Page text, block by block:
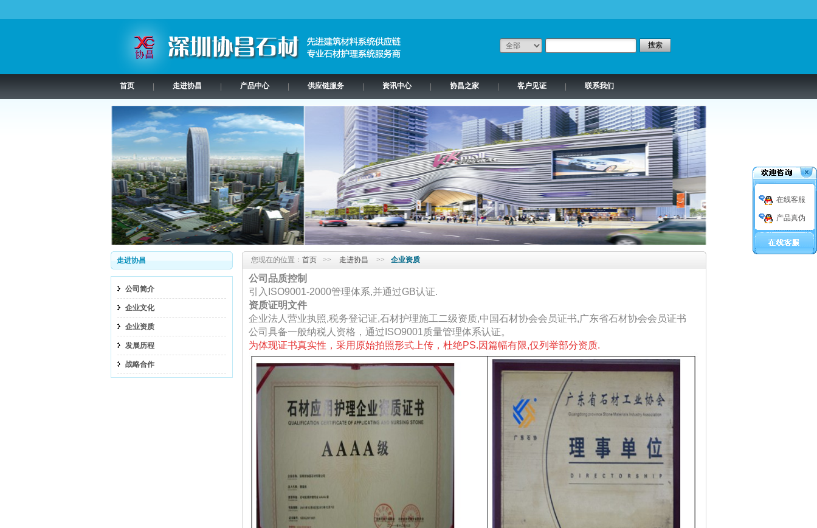
在线客服
产品真伪
首页 走进协昌 产品中心 供应链服务 资讯中心 协昌之家 客户见证 联系我们
走进协昌
公司简介
企业文化
企业资质
发展历程
战略合作
您现在的位置： 首页 >> 走进协昌 >> 企业资质
公司品质控制
引入ISO9001-2000管理体系,并通过GB认证.
资质证明文件
企业法人营业执照,税务登记证,石材护理施工二级资质,中国石材协会会员证书,广东省石材协会会员证书
公司具备一般纳税人资格，通过ISO9001质量管理体系认证。
为体现证书真实性，采用原始拍照形式上传，杜绝PS.因篇幅有限,仅列举部分资质.